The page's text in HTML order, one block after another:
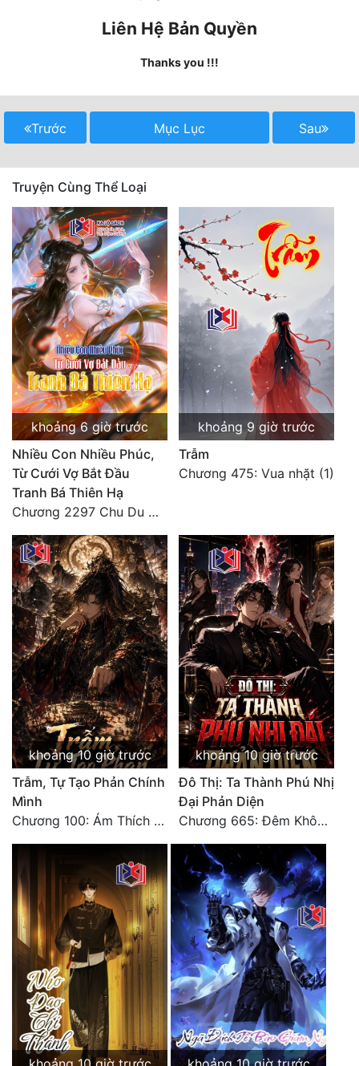
Vô Địch
Võ Hiệp
Võng Du
Xuyên Không
Xuyên Nhanh
Xuyên Sách
Xuyên Thư
Điền Văn
Đô Thị
Đông Phương
Đông Phương Huyền Huyễn
Đồng Nhân
Ngự Thú
Truyện Nam
Truyện Nữ
Vô Địch Lưu
Xây Dựng Thế Lực
Đam Mỹ
Đẹp
Đẹp Hiệp
Tính Cách Nhân Vật :
Sát Phạt Quyết Đoán
Vô Sỉ
Điềm Đạm
Liên Hệ Bản Quyền
Thanks you !!!
Trước Mục Lục Sau
Truyện Cùng Thể Loại
khoảng 6 giờ trước
Nhiều Con Nhiều Phúc,
Từ Cưới Vợ Bắt Đầu
Tranh Bá Thiên Hạ
Chương 2297 Chu Du Du mang thai
khoảng 9 giờ trước
Trẫm
Chương 475: Vua nhặt (1)
khoảng 10 giờ trước
Trẫm, Tự Tạo Phản Chính
Mình
Chương 100: Ám Thích Trên Vân Sơn
khoảng 10 giờ trước
Đô Thị: Ta Thành Phú Nhị
Đại Phản Diện
Chương 665: Đêm Không Dấu Vết